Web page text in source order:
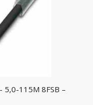
5,0-115M 8FSB –